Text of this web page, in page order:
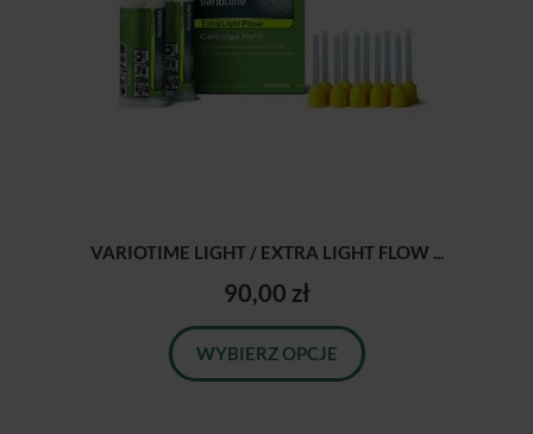
VARIOTIME LIGHT / EXTRA LIGHT FLOW ...
90,00 zł
WYBIERZ OPCJE